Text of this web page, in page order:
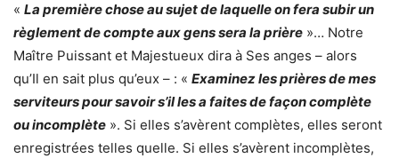
« La première chose au sujet de laquelle on fera subir un
règlement de compte aux gens sera la prière »… Notre
Maître Puissant et Majestueux dira à Ses anges – alors
qu’Il en sait plus qu’eux – : « Examinez les prières de mes
serviteurs pour savoir s’il les a faites de façon complète
ou incomplète ». Si elles s’avèrent complètes, elles seront
enregistrées telles quelle. Si elles s’avèrent incomplètes,